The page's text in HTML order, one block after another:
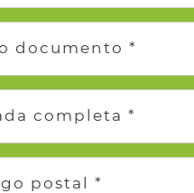
documento *
completa *
postal *